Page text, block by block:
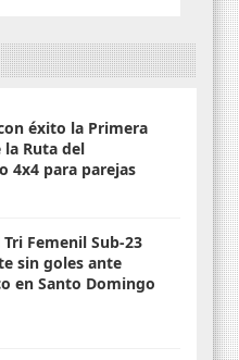
éxito la Primera
la Ruta del
4x4 para parejas
Femenil Sub-23
sin goles ante
en Santo Domingo